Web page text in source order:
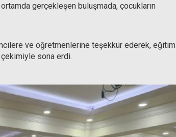
gerçekleşen buluşmada, çocukların
ve öğretmenlerine teşekkür ederek, eğitim
çekimiyle sona erdi.